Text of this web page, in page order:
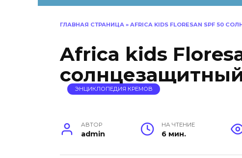
ГЛАВНАЯ СТРАНИЦА » AFRICA KIDS FLORESAN SPF 50
Africa kids
ЭНЦИКЛОПЕДИЯ КРЕМОВ
АВТОР
admin
НА ЧТЕНИЕ
6 мин.